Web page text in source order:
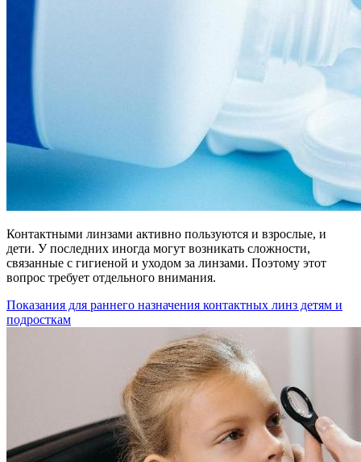
Контактными линзами активно пользуются и взрослые, и
дети. У последних иногда могут возникать сложности,
связанные с гигиеной и уходом за линзами. Поэтому этот
вопрос требует отдельного внимания.
Показания для раннего назначения контактных линз детям и
подросткам